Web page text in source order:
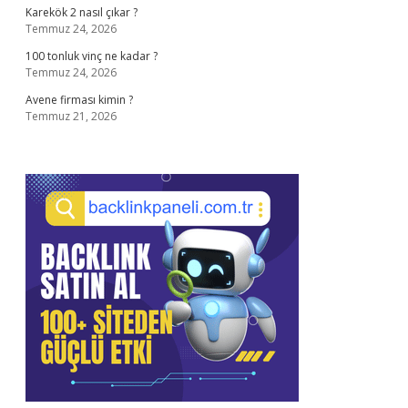
Karekök 2 nasıl çıkar ?
Temmuz 24, 2026
100 tonluk vinç ne kadar ?
Temmuz 24, 2026
Avene firması kimin ?
Temmuz 21, 2026